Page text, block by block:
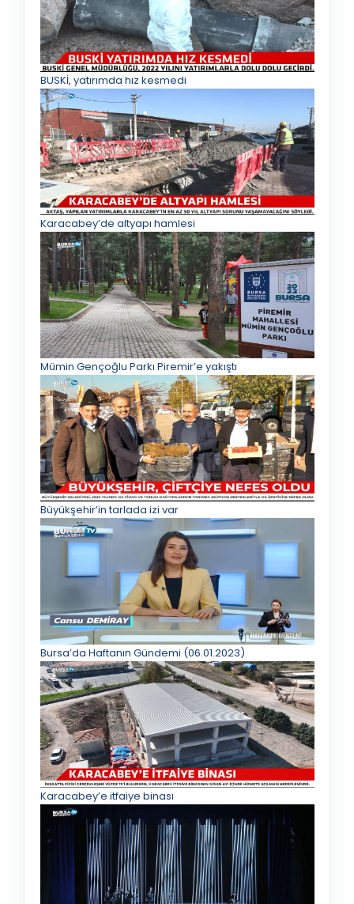
BUSKİ, yatırımda hız kesmedi
Karacabey’de altyapı hamlesi
Mümin Gençoğlu Parkı Piremir’e yakıştı
Büyükşehir’in tarlada izi var
Bursa’da Haftanın Gündemi (06.01.2023)
Karacabey’e itfaiye binası